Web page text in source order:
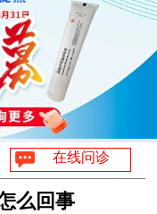
在线问诊
么回事